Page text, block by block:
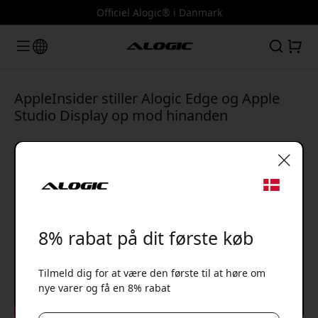
Officiel Alogic® i Danmark
AppleInsider stiller Alogic Edge og Apple
Studio Display op mod hinanden
8% rabat på dit første køb
Tilmeld dig for at være den første til at høre om
nye varer og få en 8% rabat
🎉 Din rabatkode: